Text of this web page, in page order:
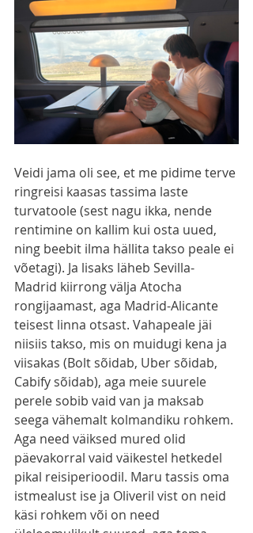
Veidi jama oli see, et me pidime terve
ringreisi kaasas tassima laste
turvatoole (sest nagu ikka, nende
rentimine on kallim kui osta uued,
ning beebit ilma hällita takso peale ei
võetagi). Ja lisaks läheb Sevilla-
Madrid kiirrong välja Atocha
rongijaamast, aga Madrid-Alicante
teisest linna otsast. Vahapeale jäi
niisiis takso, mis on muidugi kena ja
viisakas (Bolt sõidab, Uber sõidab,
Cabify sõidab), aga meie suurele
perele sobib vaid van ja maksab
seega vähemalt kolmandiku rohkem.
Aga need väiksed mured olid
päevakorral vaid väikestel hetkedel
pikal reisiperioodil. Maru tassis oma
istmealust ise ja Oliveril vist on neid
käsi rohkem või on need